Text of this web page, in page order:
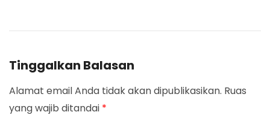
Tinggalkan Balasan
Alamat email Anda tidak akan dipublikasikan. Ruas
yang wajib ditandai *